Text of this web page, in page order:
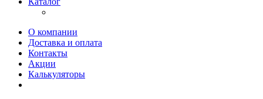
О компании
Доставка и оплата
Контакты
Акции
Калькуляторы